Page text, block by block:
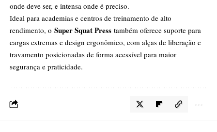
onde deve ser, e intensa onde é preciso.
Ideal para academias e centros de treinamento de alto
rendimento, o Super Squat Press também oferece suporte para
cargas extremas e design ergonômico, com alças de liberação e
travamento posicionadas de forma acessível para maior
segurança e praticidade.